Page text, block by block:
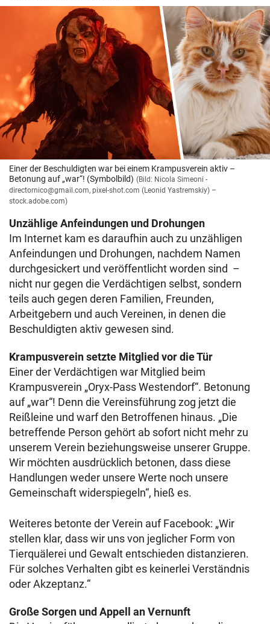
Einer der Beschuldigten war bei einem Krampusverein aktiv –
Betonung auf „war“! (Symbolbild) (Bild: Nicola Simeoni -
directornico@gmail.com, pixel-shot.com (Leonid Yastremskiy) –
stock.adobe.com)
Unzählige Anfeindungen und Drohungen
Im Internet kam es daraufhin auch zu unzähligen
Anfeindungen und Drohungen, nachdem Namen
durchgesickert und veröffentlicht worden sind –
nicht nur gegen die Verdächtigen selbst, sondern
teils auch gegen deren Familien, Freunden,
Arbeitgebern und auch Vereinen, in denen die
Beschuldigten aktiv gewesen sind.
Krampusverein setzte Mitglied vor die Tür
Einer der Verdächtigen war Mitglied beim
Krampusverein „Oryx-Pass Westendorf“. Betonung
auf „war“! Denn die Vereinsführung zog jetzt die
Reißleine und warf den Betroffenen hinaus. „Die
betreffende Person gehört ab sofort nicht mehr zu
unserem Verein beziehungsweise unserer Gruppe.
Wir möchten ausdrücklich betonen, dass diese
Handlungen weder unsere Werte noch unsere
Gemeinschaft widerspiegeln“, hieß es.
Weiteres betonte der Verein auf Facebook: „Wir
stellen klar, dass wir uns von jeglicher Form von
Tierquälerei und Gewalt entschieden distanzieren.
Für solches Verhalten gibt es keinerlei Verständnis
oder Akzeptanz.“
Große Sorgen und Appell an Vernunft